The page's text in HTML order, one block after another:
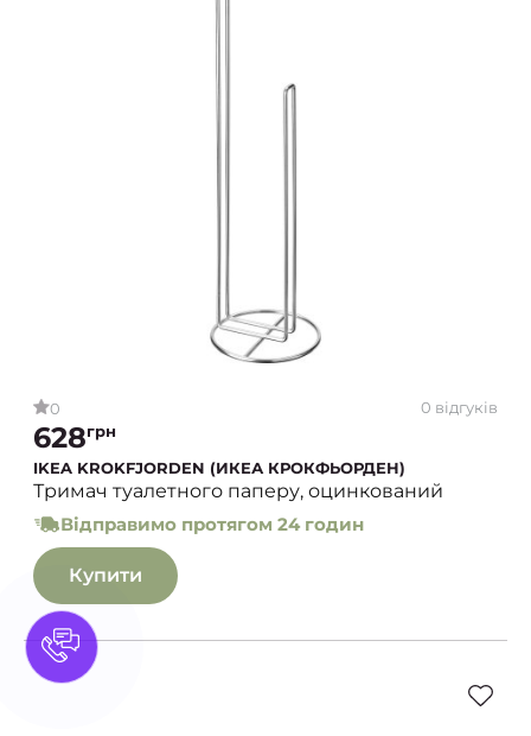
0 0 відгуків
628грн
IKEA KROKFJORDEN (ИКЕА КРОКФЬОРДЕН)
Тримач туалетного паперу, оцинкований
Відправимо протягом 24 годин
Купити